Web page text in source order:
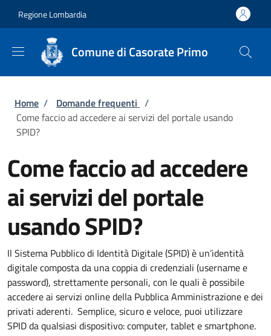
Regione Lombardia
Comune di Casorate Primo
Briciole di pane
Home / Domande frequenti /
Come faccio ad accedere ai servizi del portale usando
SPID?
Come faccio ad accedere
ai servizi del portale
usando SPID?
Il Sistema Pubblico di Identità Digitale (SPID) è un’identità
digitale composta da una coppia di credenziali (username e
password), strettamente personali, con le quali è possibile
accedere ai servizi online della Pubblica Amministrazione e dei
privati aderenti. Semplice, sicuro e veloce, puoi utilizzare
SPID da qualsiasi dispositivo: computer, tablet e smartphone.